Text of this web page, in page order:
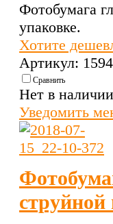
Фотобумага
упаковке.
Хотите
Артикул: 1594
Сравнить
Нет в наличии
Уведомить